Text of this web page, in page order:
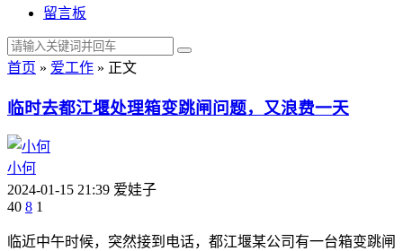
留言板
首页 » 爱工作 » 正文
临时去都江堰处理箱变跳闸问题，又浪费一天
小何
2024-01-15 21:39 爱娃子
40 8 1
临近中午时候，突然接到电话，都江堰某公司有一台箱变跳闸